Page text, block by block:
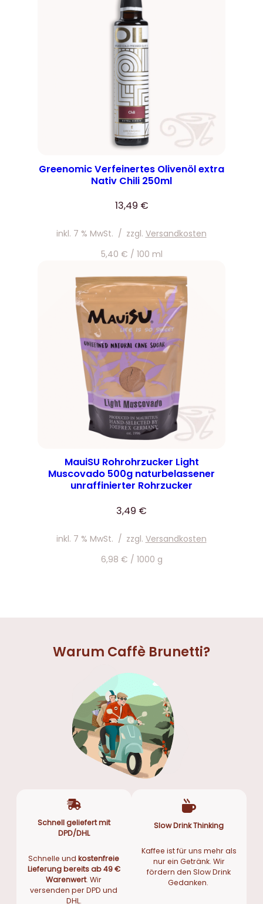
Greenomic Verfeinertes Olivenöl extra
Nativ Chili 250ml
13,49 €
inkl. 7 % MwSt. / zzgl. Versandkosten
5,40 € / 100 ml
MauiSU Rohrohrzucker Light
Muscovado 500g naturbelassener
unraffinierter Rohrzucker
3,49 €
inkl. 7 % MwSt. / zzgl. Versandkosten
6,98 € / 1000 g
Warum Caffè Brunetti?
Schnell geliefert mit
DPD/DHL
Schnelle undkostenfreie
Lieferung bereits ab 49 €
Warenwert. Wir
versenden per DPD und
DHL.
Slow Drink Thinking
Kaffee ist für uns mehr als
nur ein Getränk. Wir
fördern den Slow Drink
Gedanken.